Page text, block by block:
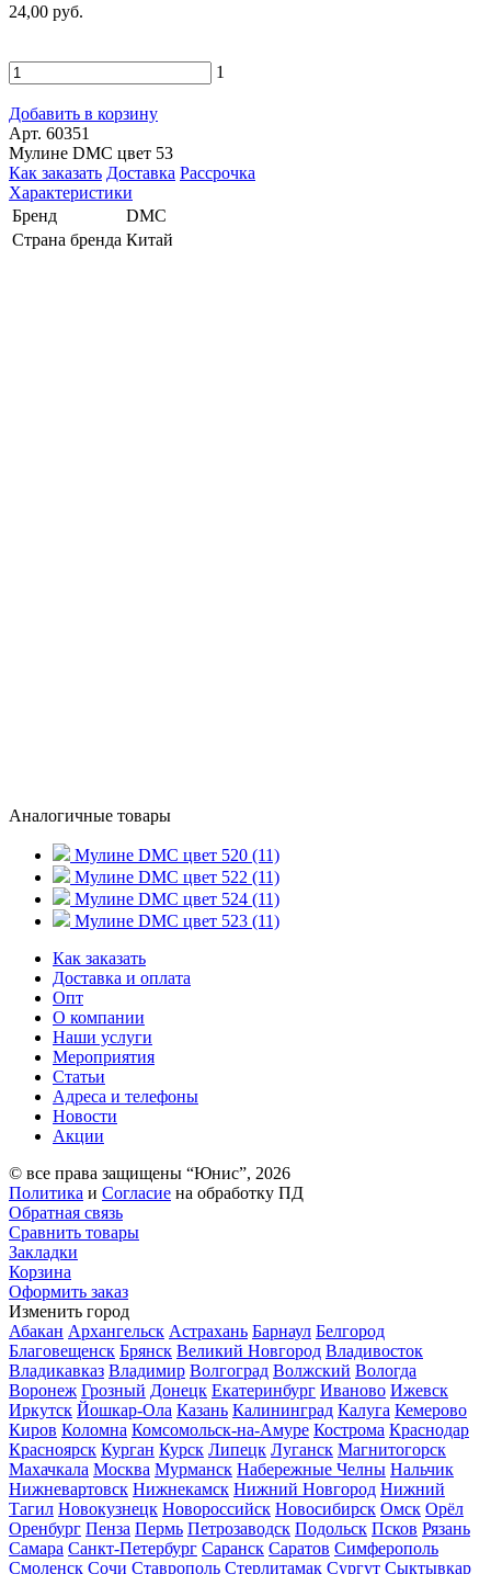
24,00 руб.
1
Добавить в корзину
Арт. 60351
Мулине DMC цвет 53
Как заказать Доставка Рассрочка
Характеристики
Бренд
DMC
Страна бренда Китай
Аналогичные товары
Мулине DMC цвет 520 (11)
Мулине DMC цвет 522 (11)
Мулине DMC цвет 524 (11)
Мулине DMC цвет 523 (11)
Как заказать
Доставка и оплата
Опт
О компании
Наши услуги
Мероприятия
Статьи
Адреса и телефоны
Новости
Акции
© все права защищены “Юнис”, 2026
Политика и Согласие на обработку ПД
Обратная связь
Сравнить товары
Закладки
Корзина
Оформить заказ
Изменить город
Абакан Архангельск Астрахань Барнаул Белгород
Благовещенск Брянск Великий Новгород Владивосток
Владикавказ Владимир Волгоград Волжский Вологда
Воронеж Грозный Донецк Екатеринбург Иваново Ижевск
Иркутск Йошкар-Ола Казань Калининград Калуга Кемерово
Киров Коломна Комсомольск-на-Амуре Кострома Краснодар
Красноярск Курган Курск Липецк Луганск Магнитогорск
Махачкала Москва Мурманск Набережные Челны Нальчик
Нижневартовск Нижнекамск Нижний Новгород Нижний
Тагил Новокузнецк Новороссийск Новосибирск Омск Орёл
Оренбург Пенза Пермь Петрозаводск Подольск Псков Рязань
Самара Санкт-Петербург Саранск Саратов Симферополь
Смоленск Сочи Ставрополь Стерлитамак Сургут Сыктывкар